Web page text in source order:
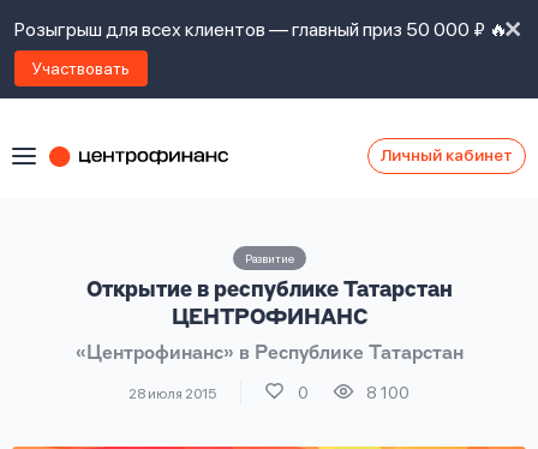
Розыгрыш для всех клиентов — главный приз 50 000 ₽ 🔥
Участвовать
Личный кабинет
Развитие
Открытие в республике Татарстан
ЦЕНТРОФИНАНС
«Центрофинанс» в Республике Татарстан
28 июля 2015 0 8 100
с
займов ,
политикой